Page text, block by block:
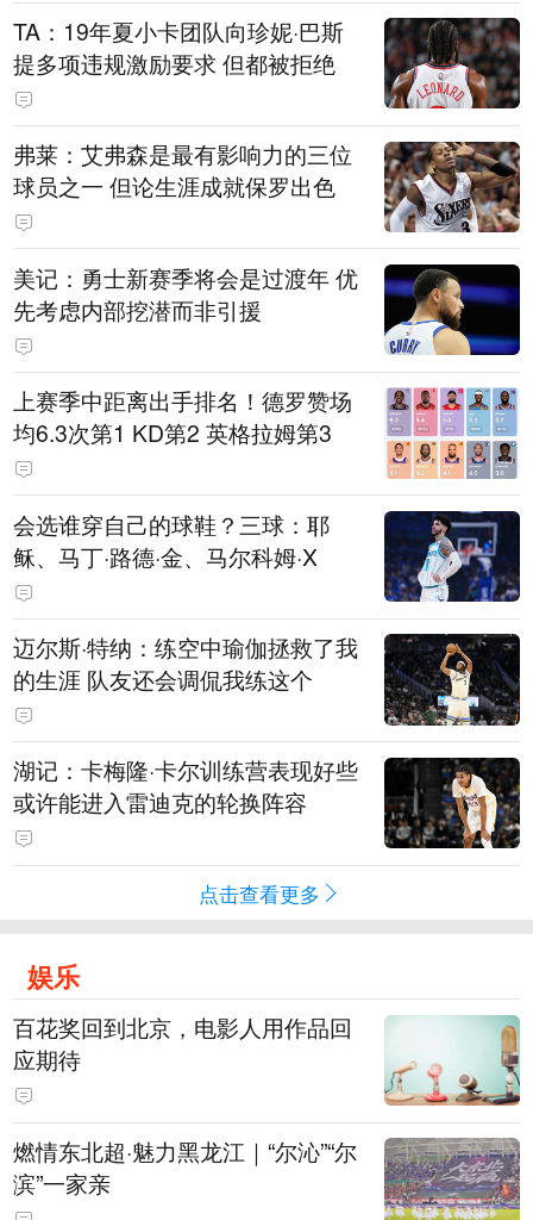
TA：19年夏小卡团队向珍妮·巴斯
提多项违规激励要求 但都被拒绝
弗莱：艾弗森是最有影响力的三位
球员之一 但论生涯成就保罗出色
美记：勇士新赛季将会是过渡年 优
先考虑内部挖潜而非引援
上赛季中距离出手排名！德罗赞场
均6.3次第1 KD第2 英格拉姆第3
会选谁穿自己的球鞋？三球：耶
稣、马丁·路德·金、马尔科姆·X
迈尔斯·特纳：练空中瑜伽拯救了我
的生涯 队友还会调侃我练这个
湖记：卡梅隆·卡尔训练营表现好些
或许能进入雷迪克的轮换阵容
点击查看更多
娱乐
百花奖回到北京，电影人用作品回
应期待
燃情东北超·魅力黑龙江｜“尔沁”“尔
滨”一家亲